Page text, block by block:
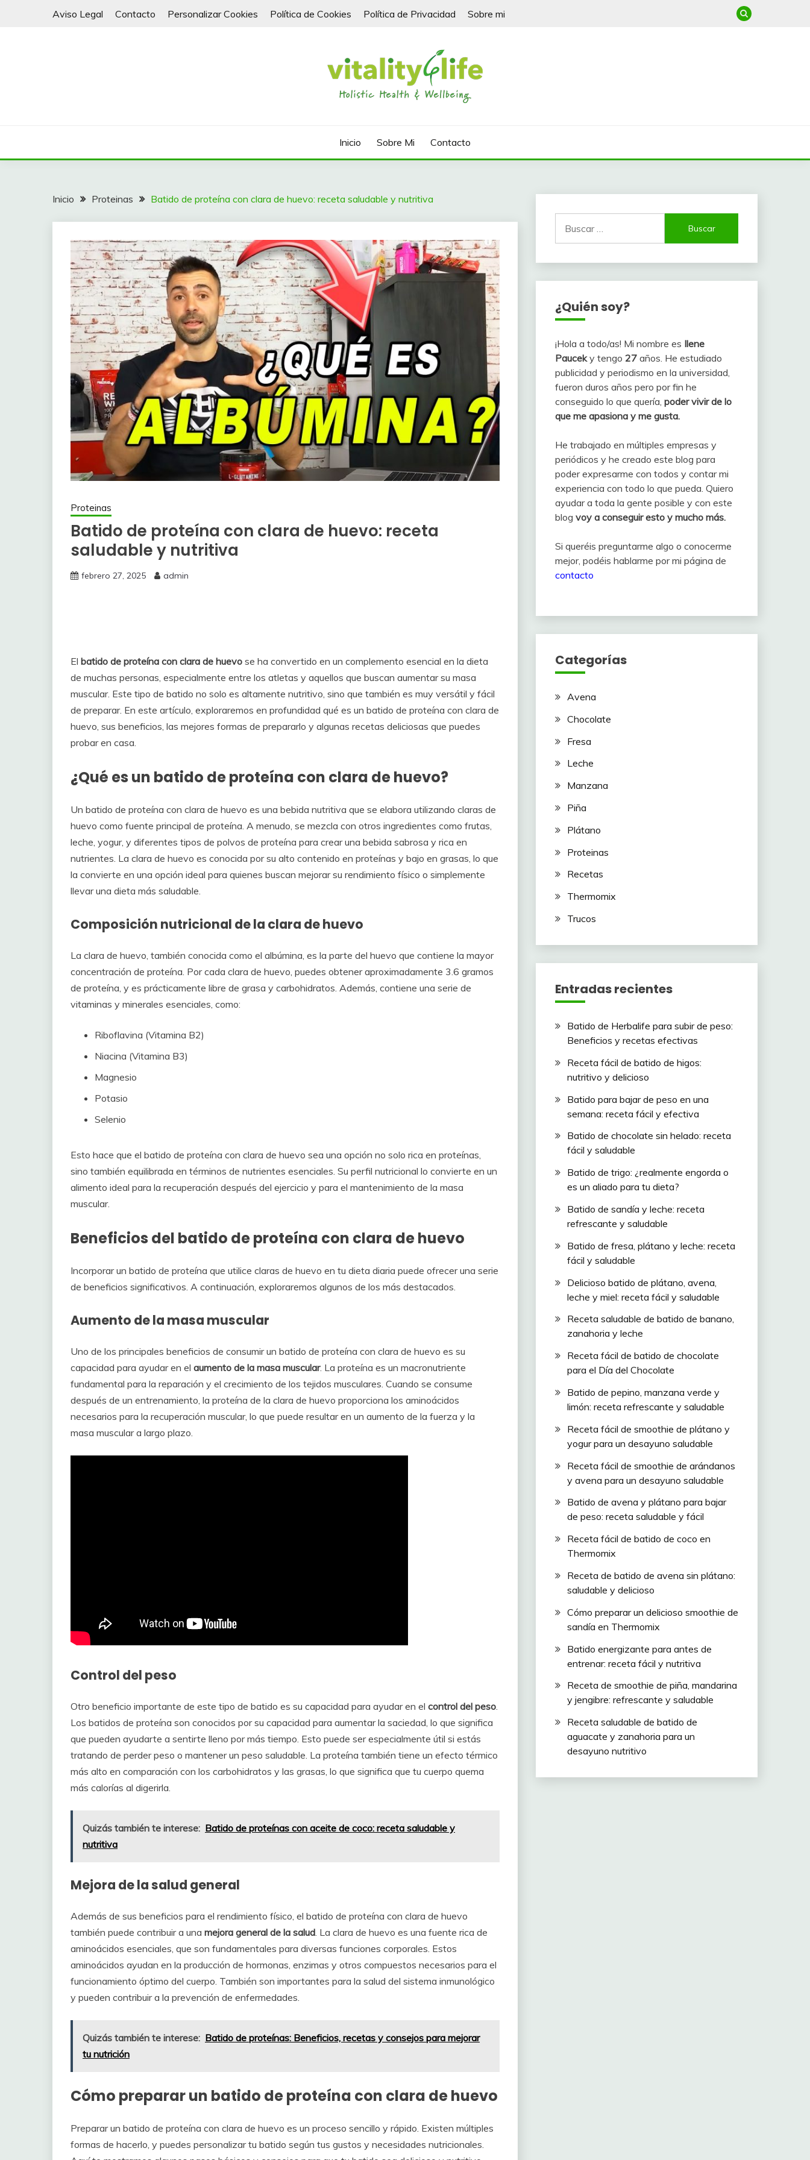
Aviso Legal Contacto Personalizar Cookies Política de Cookies Política de Privacidad Sobre mi
Inicio Sobre Mi Contacto
Inicio Proteinas Batido de proteína con clara de huevo: receta saludable y nutritiva
Proteinas
Batido de proteína con clara de huevo: receta
saludable y nutritiva
febrero 27, 2025 admin
El batido de proteína con clara de huevo se ha convertido en un complemento esencial en la dieta
de muchas personas, especialmente entre los atletas y aquellos que buscan aumentar su masa
muscular. Este tipo de batido no solo es altamente nutritivo, sino que también es muy versátil y fácil
de preparar. En este artículo, exploraremos en profundidad qué es un batido de proteína con clara de
huevo, sus beneficios, las mejores formas de prepararlo y algunas recetas deliciosas que puedes
probar en casa.
¿Qué es un batido de proteína con clara de huevo?
Un batido de proteína con clara de huevo es una bebida nutritiva que se elabora utilizando claras de
huevo como fuente principal de proteína. A menudo, se mezcla con otros ingredientes como frutas,
leche, yogur, y diferentes tipos de polvos de proteína para crear una bebida sabrosa y rica en
nutrientes. La clara de huevo es conocida por su alto contenido en proteínas y bajo en grasas, lo que
la convierte en una opción ideal para quienes buscan mejorar su rendimiento físico o simplemente
llevar una dieta más saludable.
Composición nutricional de la clara de huevo
La clara de huevo, también conocida como el albúmina, es la parte del huevo que contiene la mayor
concentración de proteína. Por cada clara de huevo, puedes obtener aproximadamente 3.6 gramos
de proteína, y es prácticamente libre de grasa y carbohidratos. Además, contiene una serie de
vitaminas y minerales esenciales, como:
Riboflavina (Vitamina B2)
Niacina (Vitamina B3)
Magnesio
Potasio
Selenio
Esto hace que el batido de proteína con clara de huevo sea una opción no solo rica en proteínas,
sino también equilibrada en términos de nutrientes esenciales. Su perfil nutricional lo convierte en un
alimento ideal para la recuperación después del ejercicio y para el mantenimiento de la masa
muscular.
Beneficios del batido de proteína con clara de huevo
Incorporar un batido de proteína que utilice claras de huevo en tu dieta diaria puede ofrecer una serie
de beneficios significativos. A continuación, exploraremos algunos de los más destacados.
Aumento de la masa muscular
Uno de los principales beneficios de consumir un batido de proteína con clara de huevo es su
capacidad para ayudar en el aumento de la masa muscular. La proteína es un macronutriente
fundamental para la reparación y el crecimiento de los tejidos musculares. Cuando se consume
después de un entrenamiento, la proteína de la clara de huevo proporciona los aminoácidos
necesarios para la recuperación muscular, lo que puede resultar en un aumento de la fuerza y la
masa muscular a largo plazo.
Control del peso
Otro beneficio importante de este tipo de batido es su capacidad para ayudar en el control del peso
Los batidos de proteína son conocidos por su capacidad para aumentar la saciedad, lo que significa
que pueden ayudarte a sentirte lleno por más tiempo. Esto puede ser especialmente útil si estás
tratando de perder peso o mantener un peso saludable. La proteína también tiene un efecto térmico
más alto en comparación con los carbohidratos y las grasas, lo que significa que tu cuerpo quema
más calorías al digerirla.
Quizás también te interese: Batido de proteínas con aceite de coco: receta saludable y
nutritiva
Mejora de la salud general
Además de sus beneficios para el rendimiento físico, el batido de proteína con clara de huevo
también puede contribuir a una mejora general de la salud. La clara de huevo es una fuente rica de
aminoácidos esenciales, que son fundamentales para diversas funciones corporales. Estos
aminoácidos ayudan en la producción de hormonas, enzimas y otros compuestos necesarios para el
funcionamiento óptimo del cuerpo. También son importantes para la salud del sistema inmunológico
y pueden contribuir a la prevención de enfermedades.
Quizás también te interese: Batido de proteínas: Beneficios, recetas y consejos para mejorar
tu nutrición
Cómo preparar un batido de proteína con clara de huevo
Preparar un batido de proteína con clara de huevo es un proceso sencillo y rápido. Existen múltiples
formas de hacerlo, y puedes personalizar tu batido según tus gustos y necesidades nutricionales.
¿Quién soy?
¡Hola a todo/as! Mi nombre es Ilene
Pauceky tengo 27años. He estudiado
publicidad y periodismo en la universidad,
fueron duros años pero por fin he
conseguido lo que quería, poder vivir de lo
que me apasiona y me gusta.
He trabajado en múltiples empresas y
periódicos y he creado este blog para
poder expresarme con todos y contar mi
experiencia con todo lo que pueda. Quiero
ayudar a toda la gente posible y con este
blog voy a conseguir esto y mucho más.
Si queréis preguntarme algo o conocerme
mejor, podéis hablarme por mi página de
contacto
Categorías
Avena
Chocolate
Fresa
Leche
Manzana
Piña
Plátano
Proteinas
Recetas
Thermomix
Trucos
Entradas recientes
Batido de Herbalife para subir de peso:
Beneficios y recetas efectivas
Receta fácil de batido de higos:
nutritivo y delicioso
Batido para bajar de peso en una
semana: receta fácil y efectiva
Batido de chocolate sin helado: receta
fácil y saludable
Batido de trigo: ¿realmente engorda o
es un aliado para tu dieta?
Batido de sandía y leche: receta
refrescante y saludable
Batido de fresa, plátano y leche: receta
fácil y saludable
Delicioso batido de plátano, avena,
leche y miel: receta fácil y saludable
Receta saludable de batido de banano,
zanahoria y leche
Receta fácil de batido de chocolate
para el Día del Chocolate
Batido de pepino, manzana verde y
limón: receta refrescante y saludable
Receta fácil de smoothie de plátano y
yogur para un desayuno saludable
Receta fácil de smoothie de arándanos
y avena para un desayuno saludable
Batido de avena y plátano para bajar
de peso: receta saludable y fácil
Receta fácil de batido de coco en
Thermomix
Receta de batido de avena sin plátano:
saludable y delicioso
Cómo preparar un delicioso smoothie de
sandía en Thermomix
Batido energizante para antes de
entrenar: receta fácil y nutritiva
Receta de smoothie de piña, mandarina
y jengibre: refrescante y saludable
Receta saludable de batido de
aguacate y zanahoria para un
desayuno nutritivo